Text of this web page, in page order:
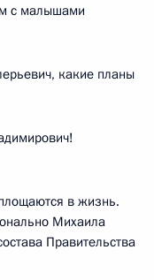
с малышами
какие планы
в жизнь.
Михаила
Правительства